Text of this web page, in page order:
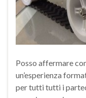
Posso affermare
un’esperienza
per tutti tutti i